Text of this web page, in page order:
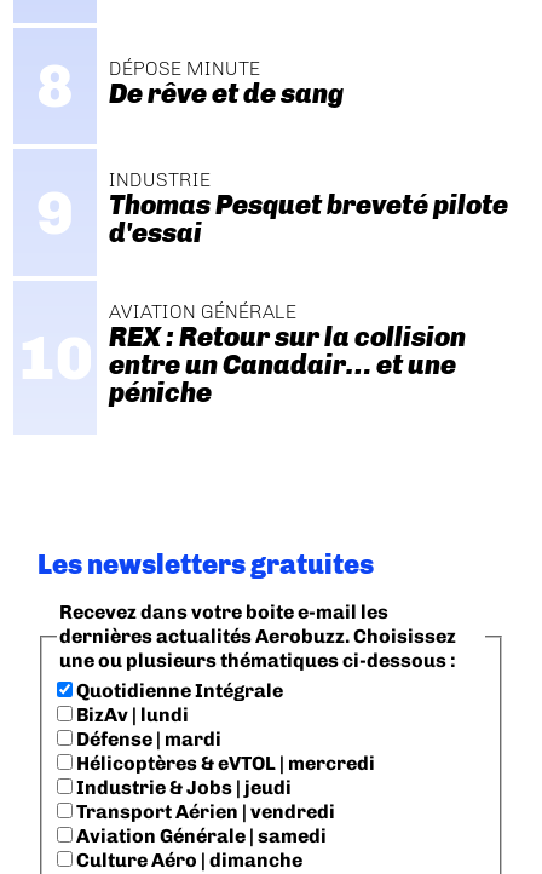
DÉPOSE MINUTE
De rêve et de sang
INDUSTRIE
Thomas Pesquet breveté pilote
d'essai
AVIATION GÉNÉRALE
REX : Retour sur la collision
entre un Canadair… et une
péniche
Les newsletters gratuites
Recevez dans votre boite e-mail les
dernières actualités Aerobuzz. Choisissez
une ou plusieurs thématiques ci-dessous :
Quotidienne Intégrale
BizAv | lundi
Défense | mardi
Hélicoptères & eVTOL | mercredi
Industrie & Jobs | jeudi
Transport Aérien | vendredi
Aviation Générale | samedi
Culture Aéro | dimanche